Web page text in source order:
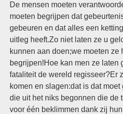
De mensen moeten
moeten begrijpen dat
gebeuren en dat alles een
uitleg heeft.Zo niet laten ze u
kunnen aan doen;we moeten ze
begrijpen!Hoe kan men ze laten
fataliteit de wereld regisseer?Er
komen en slagen:dat is dat
die uit het niks begonnen die de
voor één beklimmen dank zij